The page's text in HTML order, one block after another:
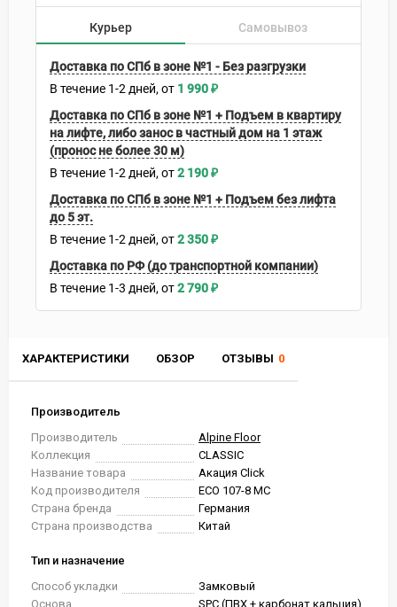
ХАРАКТЕРИСТИКИ ОБЗОР ОТЗЫВЫ 0
Производитель
Производитель
Alpine Floor
Коллекция
CLASSIC
Название товара
Акация Click
Код производителя
ЕСО 107-8 MC
Страна бренда
Германия
Страна производства
Китай
Тип и назначение
Способ укладки
Замковый
Основа
SPC (ПВХ + карбонат кальция)
Курьер Самовывоз
Доставка по СПб в зоне №1 - Без разгрузки
В течение 1-2 дней 1 990₽
Доставка по СПб в зоне №1 + Подъем в квартиру
на лифте, либо занос в частный дом на 1 этаж
(пронос не более 30 м)
В течение 1-2 дней 2 190₽
Доставка по СПб в зоне №1 + Подъем без лифта
до 5 эт.
В течение 1-2 дней 2 350₽
Доставка по РФ (до транспортной компании)
В течение 1-3 дней 2 790₽